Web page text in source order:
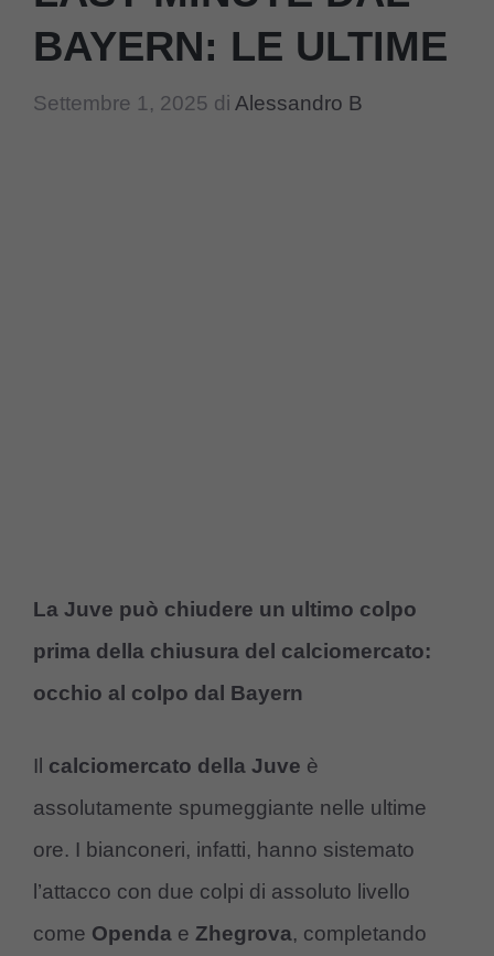
BAYERN: LE ULTIME
Settembre 1, 2025 di Alessandro B
La Juve può chiudere un ultimo colpo
prima della chiusura del calciomercato:
occhio al colpo dal Bayern
Il calciomercato della Juve è
assolutamente spumeggiante nelle ultime
ore. I bianconeri, infatti, hanno sistemato
l’attacco con due colpi di assoluto livello
come Openda e Zhegrova, completando